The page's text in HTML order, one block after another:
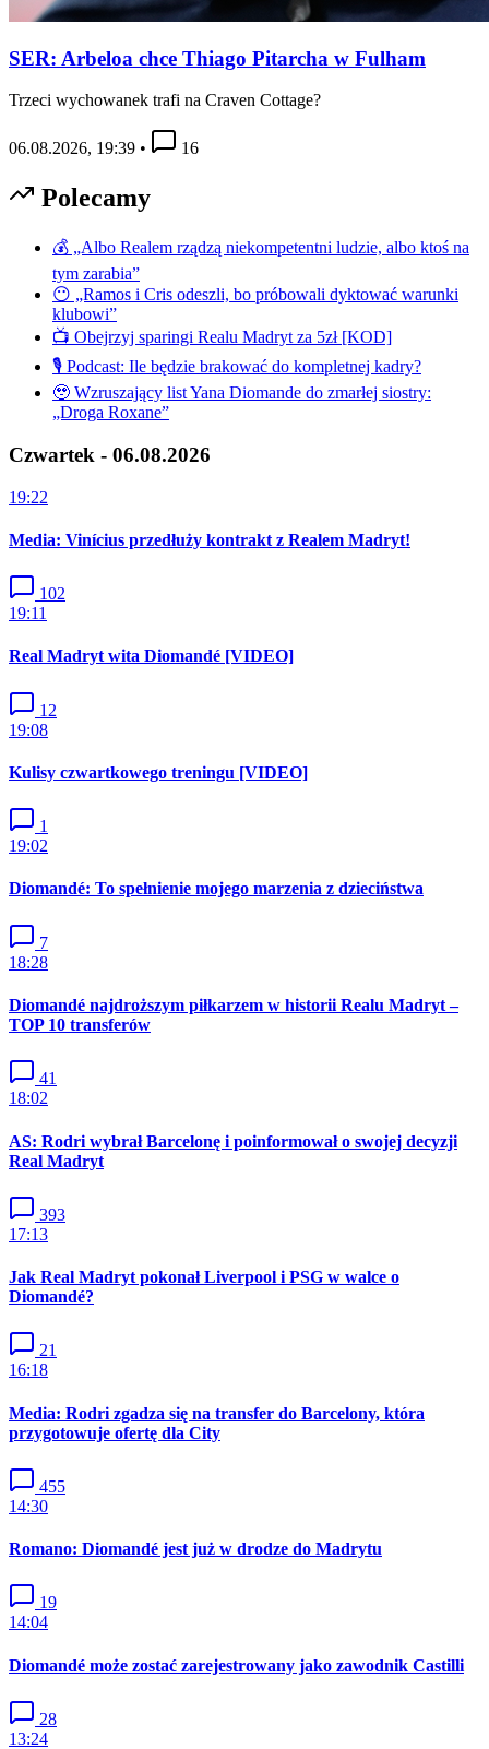
SER: Arbeloa chce Thiago Pitarcha w Fulham
Trzeci wychowanek trafi na Craven Cottage?
06.08.2026, 19:39 • 16
Polecamy
💰 „Albo Realem rządzą niekompetentni ludzie, albo ktoś na
tym zarabia”
😶 „Ramos i Cris odeszli, bo próbowali dyktować warunki
klubowi”
📺 Obejrzyj sparingi Realu Madryt za 5zł [KOD]
🎙️ Podcast: Ile będzie brakować do kompletnej kadry?
🥹 Wzruszający list Yana Diomande do zmarłej siostry:
„Droga Roxane”
Czwartek - 06.08.2026
19:22
Media: Vinícius przedłuży kontrakt z Realem Madryt!
102
19:11
Real Madryt wita Diomandé [VIDEO]
12
19:08
Kulisy czwartkowego treningu [VIDEO]
1
19:02
Diomandé: To spełnienie mojego marzenia z dzieciństwa
7
18:28
Diomandé najdroższym piłkarzem w historii Realu Madryt –
TOP 10 transferów
41
18:02
AS: Rodri wybrał Barcelonę i poinformował o swojej decyzji
Real Madryt
393
17:13
Jak Real Madryt pokonał Liverpool i PSG w walce o
Diomandé?
21
16:18
Media: Rodri zgadza się na transfer do Barcelony, która
przygotowuje ofertę dla City
455
14:30
Romano: Diomandé jest już w drodze do Madrytu
19
14:04
Diomandé może zostać zarejestrowany jako zawodnik Castilli
28
13:24